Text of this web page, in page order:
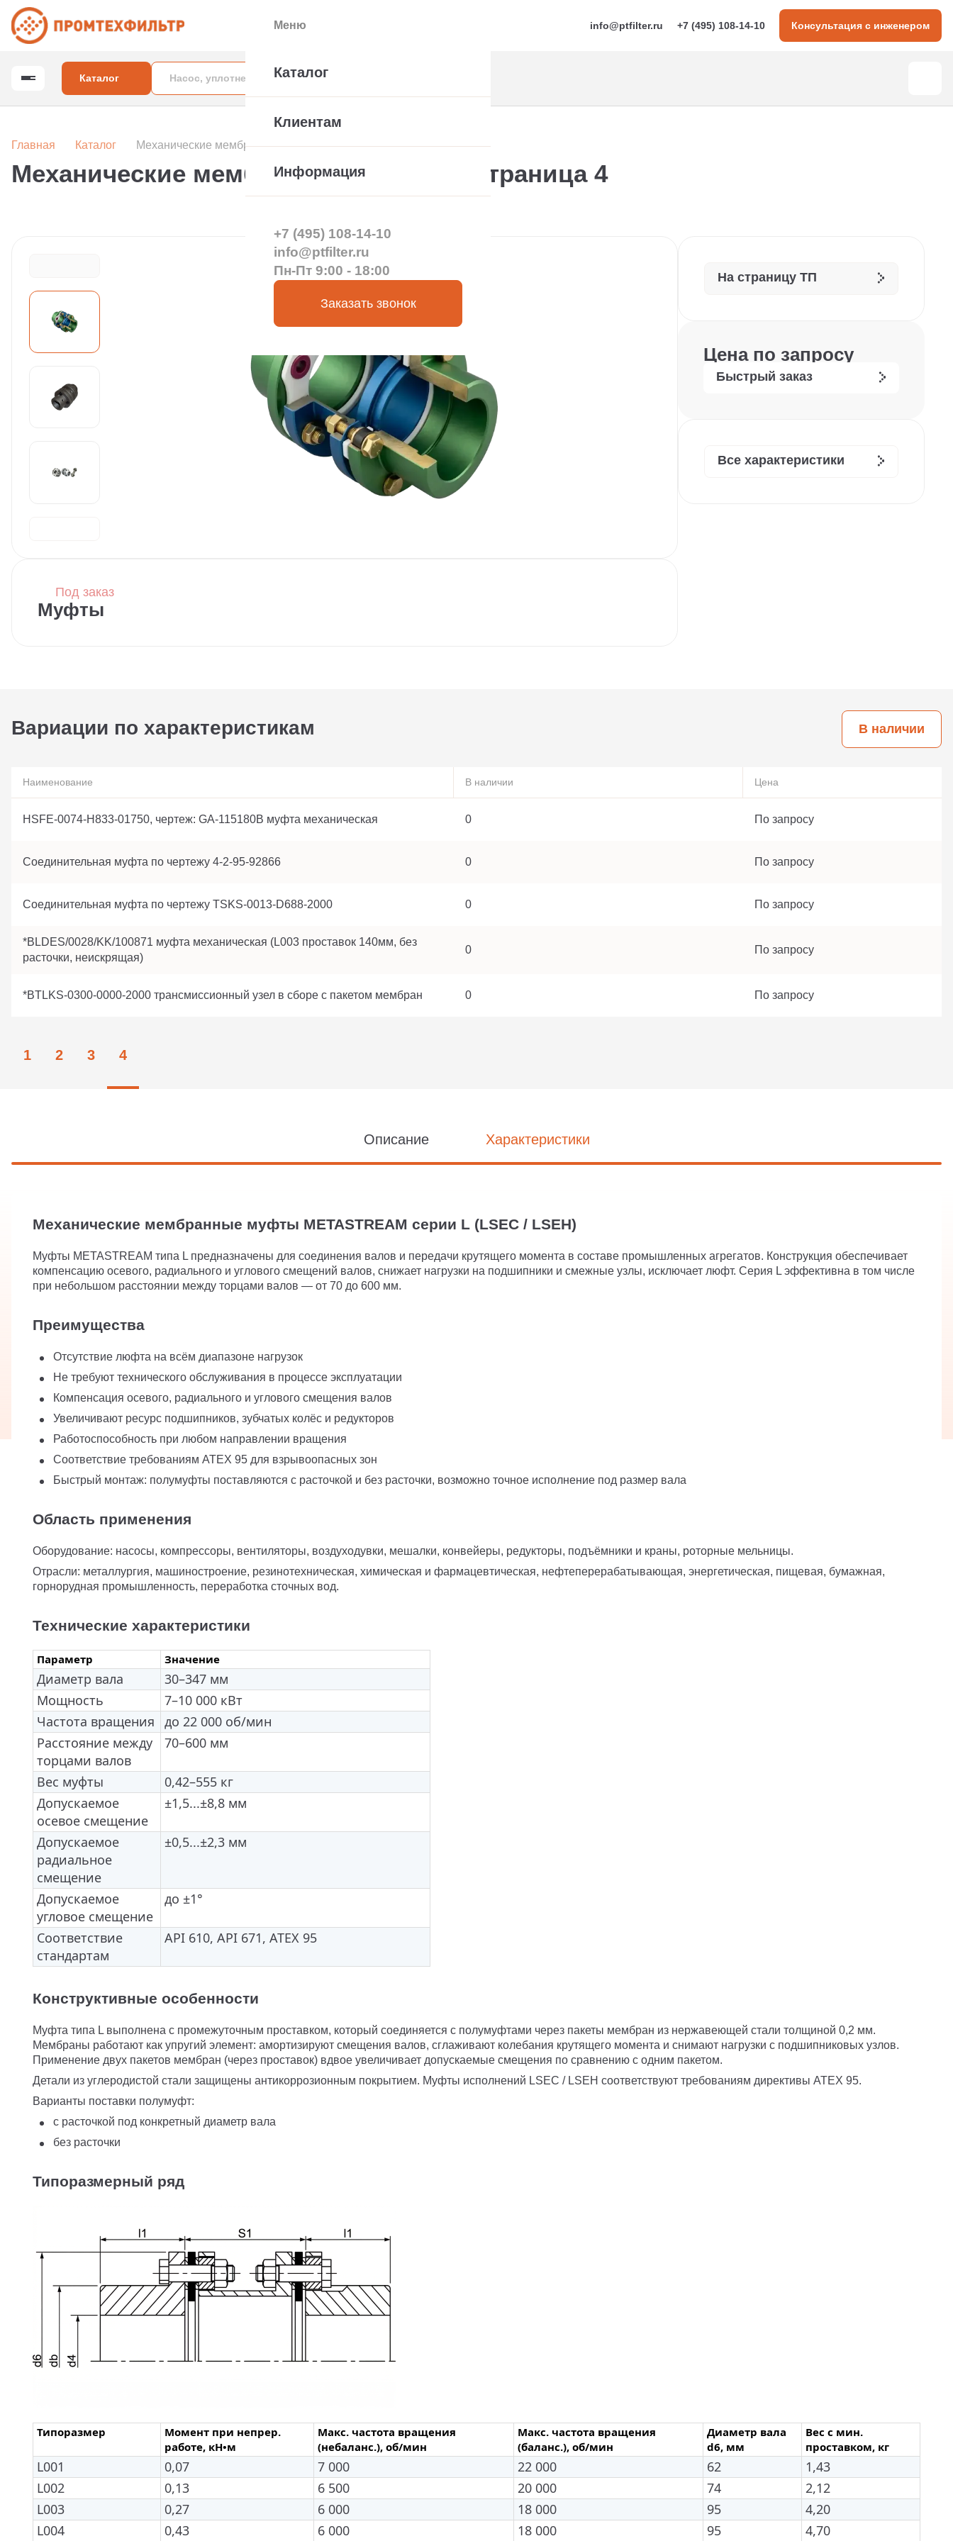
info@ptfilter.ru +7 (495) 108-14-10 Консультация с инженером
Каталог
Главная Каталог Механические мембранные муфты
Механические мембранные муфты – страница 4
Под заказ
Муфты
На страницу ТП
Цена по запросу
Быстрый заказ
Все характеристики
Вариации по характеристикам В наличии
Наименование В наличии Цена
HSFE-0074-H833-01750, чертеж: GA-115180B муфта механическая 0 По запросу
Соединительная муфта по чертежу 4-2-95-92866 0 По запросу
Соединительная муфта по чертежу TSKS-0013-D688-2000 0 По запросу
*BLDES/0028/KK/100871 муфта механическая (L003 проставок 140мм, без
расточки, неискрящая)
0 По запросу
*BTLKS-0300-0000-2000 трансмиссионный узел в сборе с пакетом мембран 0 По запросу
1 2 3 4
Описание Характеристики
Механические мембранные муфты METASTREAM серии L (LSEC / LSEH)
Муфты METASTREAM типа L предназначены для соединения валов и передачи крутящего момента в составе промышленных агрегатов. Конструкция обеспечивает
компенсацию осевого, радиального и углового смещений валов, снижает нагрузки на подшипники и смежные узлы, исключает люфт. Серия L эффективна в том числе
при небольшом расстоянии между торцами валов — от 70 до 600 мм.
Преимущества
Отсутствие люфта на всём диапазоне нагрузок
Не требуют технического обслуживания в процессе эксплуатации
Компенсация осевого, радиального и углового смещения валов
Увеличивают ресурс подшипников, зубчатых колёс и редукторов
Работоспособность при любом направлении вращения
Соответствие требованиям ATEX 95 для взрывоопасных зон
Быстрый монтаж: полумуфты поставляются с расточкой и без расточки, возможно точное исполнение под размер вала
Область применения
Оборудование: насосы, компрессоры, вентиляторы, воздуходувки, мешалки, конвейеры, редукторы, подъёмники и краны, роторные мельницы.
Отрасли: металлургия, машиностроение, резинотехническая, химическая и фармацевтическая, нефтеперерабатывающая, энергетическая, пищевая, бумажная,
горнорудная промышленность, переработка сточных вод.
Технические характеристики
Параметр Значение
Диаметр вала
30–347 мм
Мощность
7–10 000 кВт
Частота вращения
до 22 000 об/мин
Расстояние между
торцами валов
70–600 мм
Вес муфты
0,42–555 кг
Допускаемое
осевое смещение
±1,5...±8,8 мм
Допускаемое
радиальное
смещение
±0,5...±2,3 мм
Допускаемое
угловое смещение
до ±1°
Соответствие
стандартам
API 610, API 671, ATEX 95
Конструктивные особенности
Муфта типа L выполнена с промежуточным проставком, который соединяется с полумуфтами через пакеты мембран из нержавеющей стали толщиной 0,2 мм.
Мембраны работают как упругий элемент: амортизируют смещения валов, сглаживают колебания крутящего момента и снимают нагрузки с подшипниковых узлов.
Применение двух пакетов мембран (через проставок) вдвое увеличивает допускаемые смещения по сравнению с одним пакетом.
Детали из углеродистой стали защищены антикоррозионным покрытием. Муфты исполнений LSEC / LSEH соответствуют требованиям директивы ATEX 95.
Варианты поставки полумуфт:
с расточкой под конкретный диаметр вала
без расточки
Типоразмерный ряд
Типоразмер
Момент при непрер.
работе, кН•м
Макс. частота вращения
(небаланс.), об/мин
Макс. частота вращения
(баланс.), об/мин
Диаметр вала
d6, мм
Вес с мин.
проставком, кг
L001 0,07 7 000 22 000 62
1,43
L002
0,13 6 500 20 000 74
2,12
L003
0,27 6 000 18 000 95
4,20
L004
0,43 6 000 18 000 95 4,70
Меню
Каталог
Клиентам
Информация
+7 (495) 108-14-10
info@ptfilter.ru
Пн-Пт 9:00 - 18:00
Заказать звонок